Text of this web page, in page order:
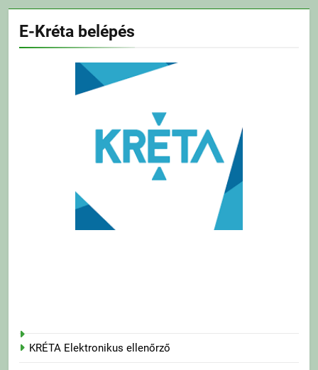
E-Kréta belépés
KRÉTA Elektronikus ellenőrző